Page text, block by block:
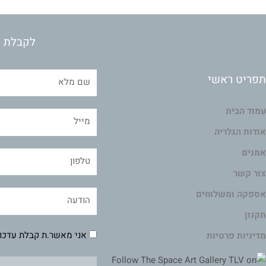
תפריט ראשי
עמוד הבית
אודות הגלריה
אמנים
צור קשר
אספקה ומשלוחים
תקנון
מדיניות פרטיות
לקבלת
אני מאשר.ת קבלת